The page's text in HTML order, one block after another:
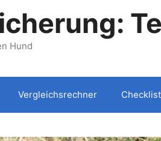
Hund
Vergleichsrechner